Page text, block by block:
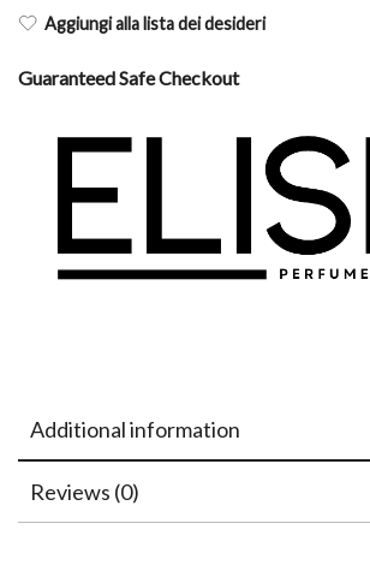
Aggiungi alla lista dei desideri
Guaranteed Safe Checkout
Additional information
Reviews (0)